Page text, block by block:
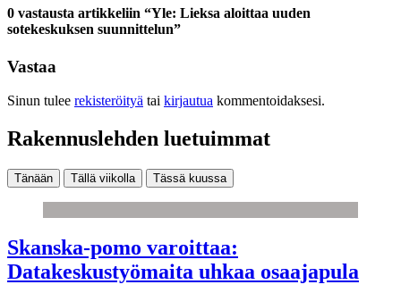
0 vastausta artikkeliin “Yle: Lieksa aloittaa uuden
sotekeskuksen suunnittelun”
Vastaa
Sinun tulee rekisteröityä tai kirjautua kommentoidaksesi.
Rakennuslehden luetuimmat
Tänään Tällä viikolla Tässä kuussa
Skanska-pomo varoittaa:
Datakeskustyömaita uhkaa osaajapula